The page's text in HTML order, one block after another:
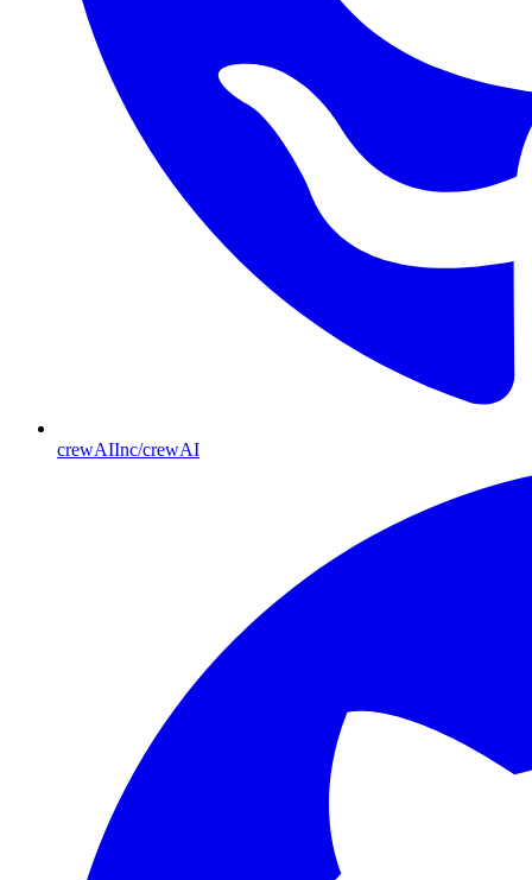
crewAIInc/crewAI